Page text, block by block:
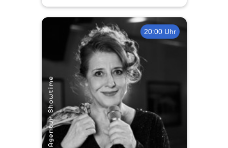
Einaudi Tribute bei
Kerzenschein
20:00 Uhr